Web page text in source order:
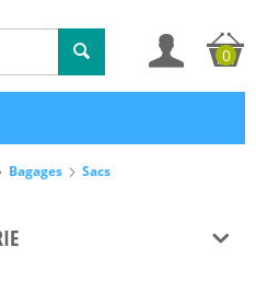
0
Bagages Sacs